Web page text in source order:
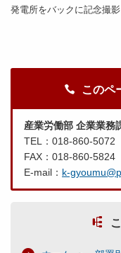
発電所をバックに
このペ
産業労働部 企業業務
TEL：018-860-5072
FAX：018-860-5824
E-mail： k-